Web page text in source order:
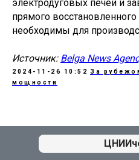
электродуговых печей и
прямого
необходимы для
Источник: Belga News
2024-11-26 10:52 За
мощности